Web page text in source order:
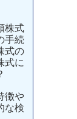
株式
手続
式の
式に
徴や
な検